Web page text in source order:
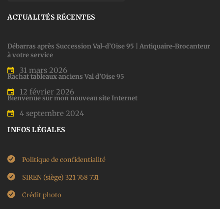
ACTUALITÉS RÉCENTES
Débarras après Succession Val-d’Oise 95 | Antiquaire-Brocanteur
à votre service
31 mars 2026
Rachat tableaux anciens Val d’Oise 95
12 février 2026
Bienvenue sur mon nouveau site Internet
4 septembre 2024
INFOS LÉGALES
Politique de confidentialité
SIREN (siège) 321 768 731
Crédit photo